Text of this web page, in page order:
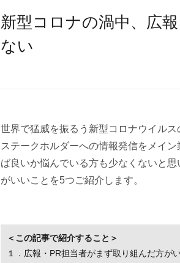
新型コロナの渦中、広
ない
世界で猛威を振るう新型コロナウイル
ステークホルダーへの情報発信をメイ
ば良いか悩んでいる方も少なくないと
がいいことを5つご紹介します。
＜この記事で紹介すること＞
１．広報・PR担当者がまず取り組んだ方が